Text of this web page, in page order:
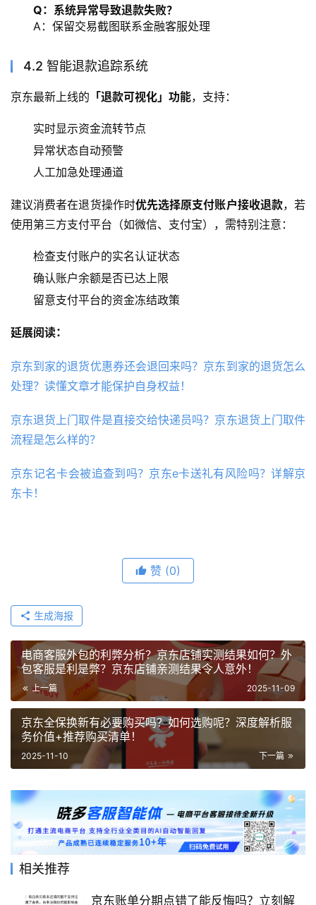
Q：系统异常导致退款失败？
A：保留交易截图联系金融客服处理
4.2 智能退款追踪系统
京东最新上线的 「退款可视化」功能，支持：
实时显示资金流转节点
异常状态自动预警
人工加急处理通道
建议消费者在退货操作时优先选择原支付账户接收退款，若
使用第三方支付平台（如微信、支付宝），需特别注意：
检查支付账户的实名认证状态
确认账户余额是否已达上限
留意支付平台的资金冻结政策
延展阅读：
京东到家的退货优惠券还会退回来吗？京东到家的退货怎么
处理？读懂文章才能保护自身权益！
京东退货上门取件是直接交给快递员吗？京东退货上门取件
流程是怎么样的？
京东记名卡会被追查到吗？京东e卡送礼有风险吗？详解京
东卡！
赞 (0)
生成海报
电商客服外包的利弊分析？京东店铺实测结果如何？外
包客服是利是弊？京东店铺亲测结果令人意外！
上一篇 2025-11-09
京东全保换新有必要购买吗？如何选购呢？深度解析服
务价值+推荐购买清单！
下一篇
2025-11-10
相关推荐
京东账单分期点错了能反悔吗？立刻解